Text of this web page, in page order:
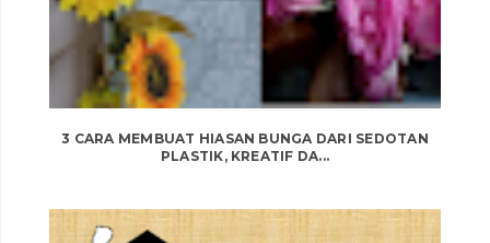
3 CARA MEMBUAT HIASAN BUNGA DARI SEDOTAN
PLASTIK, KREATIF DA...